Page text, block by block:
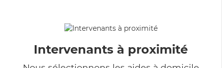
Intervenants à proximité